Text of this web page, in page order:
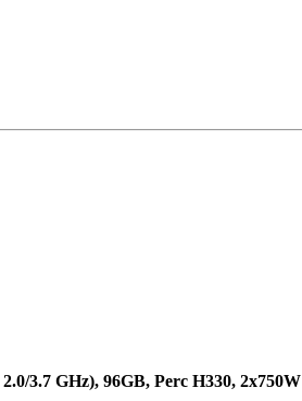
3.7 GHz), 96GB, Perc H330, 2x750W